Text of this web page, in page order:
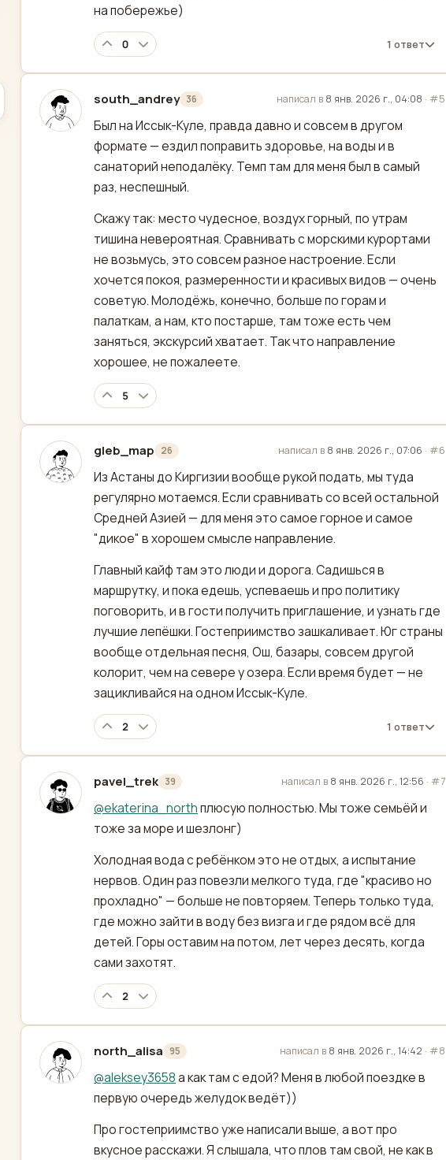
на побережье)
0 1 ответ
south_andrey 36
отредактировано написал в 8 янв. 2026 г., 04:08 · #5
Был на Иссык-Куле, правда давно и совсем в другом
формате — ездил поправить здоровье, на воды и в
санаторий неподалёку. Темп там для меня был в самый
раз, неспешный.
Скажу так: место чудесное, воздух горный, по утрам
тишина невероятная. Сравнивать с морскими курортами
не возьмусь, это совсем разное настроение. Если
хочется покоя, размеренности и красивых видов — очень
советую. Молодёжь, конечно, больше по горам и
палаткам, а нам, кто постарше, там тоже есть чем
заняться, экскурсий хватает. Так что направление
хорошее, не пожалеете.
5
gleb_map 26
отредактировано написал в 8 янв. 2026 г., 07:06 · #6
Из Астаны до Киргизии вообще рукой подать, мы туда
регулярно мотаемся. Если сравнивать со всей остальной
Средней Азией — для меня это самое горное и самое
"дикое" в хорошем смысле направление.
Главный кайф там это люди и дорога. Садишься в
маршрутку, и пока едешь, успеваешь и про политику
поговорить, и в гости получить приглашение, и узнать где
лучшие лепёшки. Гостеприимство зашкаливает. Юг страны
вообще отдельная песня, Ош, базары, совсем другой
колорит, чем на севере у озера. Если время будет — не
зацикливайся на одном Иссык-Куле.
2 1 ответ
pavel_trek 39
отредактировано написал в 8 янв. 2026 г., 12:56 · #7
@ekaterina_northплюсую полностью. Мы тоже семьёй и
тоже за море и шезлонг)
Холодная вода с ребёнком это не отдых, а испытание
нервов. Один раз повезли мелкого туда, где "красиво но
прохладно" — больше не повторяем. Теперь только туда,
где можно зайти в воду без визга и где рядом всё для
детей. Горы оставим на потом, лет через десять, когда
сами захотят.
2
north_alisa 95
отредактировано написал в 8 янв. 2026 г., 14:42 · #8
@aleksey3658а как там с едой? Меня в любой поездке в
первую очередь желудок ведёт))
Про гостеприимство уже написали выше, а вот про
вкусное расскажи. Я слышала, что плов там свой, не как в